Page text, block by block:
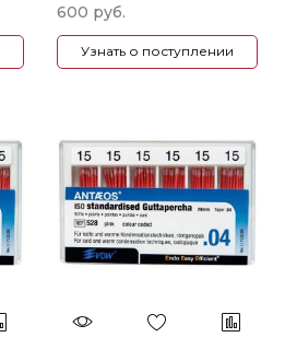
600 руб.
Узнать о поступлении